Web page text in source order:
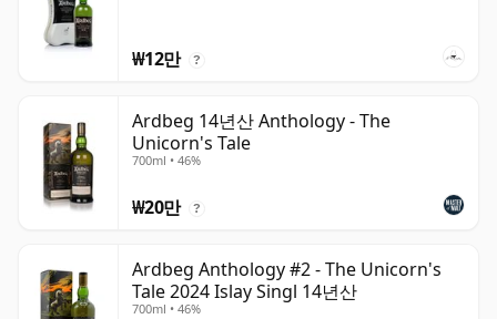
₩12만 ?
Ardbeg 14년산 Anthology - The
Unicorn's Tale
700ml • 46%
₩20만 ?
Ardbeg Anthology #2 - The Unicorn's
Tale 2024 Islay Singl 14년산
700ml • 46%